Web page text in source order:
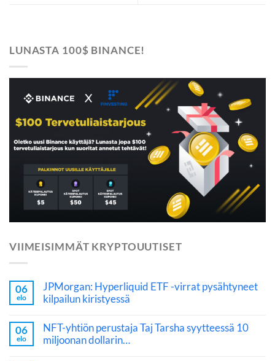
LUNASTA 100$ BINANCE!
VIIMEISIMMÄT KRYPTOUUTISET
06
elo
JPMorgan: Hyperliquid ETF -virrat pysähtyneet
kilpailun kiristyessä
06
elo
NFT-yhtiön perustaja Taj Tarsha syytteessä 10
miljoonan dollarin…